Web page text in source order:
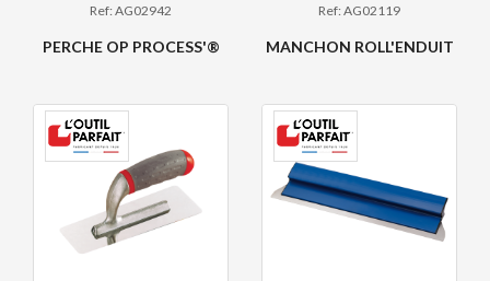
Ref: AG02942
PERCHE OP PROCESS'®
Ref: AG02119
MANCHON ROLL'ENDUIT